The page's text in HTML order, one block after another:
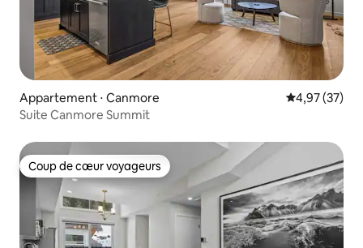
Appartement ⋅ Canmore Évaluation
4,97 (37)
Suite Canmore Summit
Coup de cœur voyageurs
Coup de cœur voyageurs